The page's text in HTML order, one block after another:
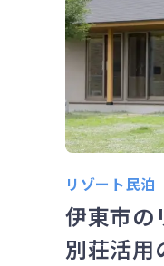
リゾート民泊
伊東市の
別荘活用